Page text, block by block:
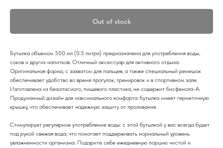
Out of stock
Бутылка объемом 500 мл (0.5 литра) предназначена для употребления воды,
соков и других напитков. Отличный аксессуар для активного отдыха.
Оригинальная форма, с захватом для пальцев, а также специальный ремешок
обеспечивает удобство во время прогулок, тренировок и в спортивном зале.
Изготовлена из безопасного, пищевого пластика, не содержит бисфенола-А.
Продуманный дизайн для максимального комфорта: бутылка имеет герметичную
крышку, что обеспечивает надежную защиту от проливания.
Стимулирует регулярное употребление воды: с этой бутылкой у вас всегда будет
под рукой свежая вода, что помогает поддерживать нормальный уровень
увлажненности организма. Подарите себе ежедневную порцию чистой и